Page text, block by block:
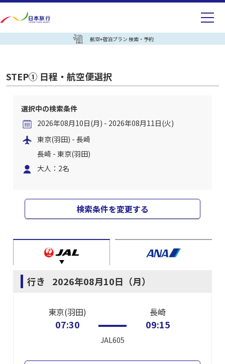
航空+宿泊プラン 検索・予約
STEP① 日程・航空便選択
選択中の検索条件
2026年08月10日(月) - 2026年08月11日(火)
東京(羽田) - 長崎
長崎 - 東京(羽田)
大人：2名
検索条件を変更する
行き 2026年08月10日（月）
東京(羽田)
07:30
JAL605
長崎
09:15